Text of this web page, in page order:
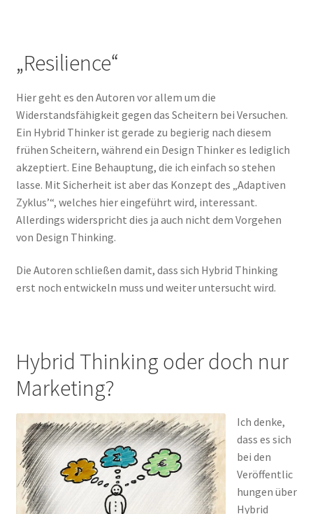
„Resilience“
Hier geht es den Autoren vor allem um die
Widerstandsfähigkeit gegen das Scheitern bei Versuchen.
Ein Hybrid Thinker ist gerade zu begierig nach diesem
frühen Scheitern, während ein Design Thinker es lediglich
akzeptiert. Eine Behauptung, die ich einfach so stehen
lasse. Mit Sicherheit ist aber das Konzept des „Adaptiven
Zyklus’“, welches hier eingeführt wird, interessant.
Allerdings widerspricht dies ja auch nicht dem Vorgehen
von Design Thinking.
Die Autoren schließen damit, dass sich Hybrid Thinking
erst noch entwickeln muss und weiter untersucht wird.
Hybrid Thinking oder doch nur
Marketing?
Ich denke,
dass es sich
bei den
Veröffentlic
hungen über
Hybrid